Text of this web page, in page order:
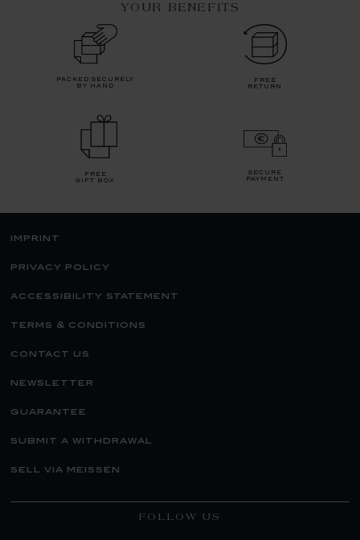
YOUR BENEFITS
packed securely
by hand
free
return
free
gift box
secure
payment
imprint
privacy policy
accessibility statement
terms & conditions
contact us
newsletter
guarantee
submit a withdrawal
sell via meissen
FOLLOW US